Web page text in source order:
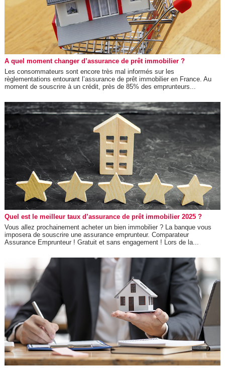
A quel moment changer d’assurance de prêt immobilier ?
Les consommateurs sont encore très mal informés sur les
règlementations entourant l’assurance de prêt immobilier en France. Au
moment de souscrire à un crédit, près de 85% des emprunteurs...
Quel est le meilleur taux d’assurance de prêt immobilier 2025 ?
Vous allez prochainement acheter un bien immobilier ? La banque vous
imposera de souscrire une assurance emprunteur. Comparateur
Assurance Emprunteur ! Gratuit et sans engagement ! Lors de la...